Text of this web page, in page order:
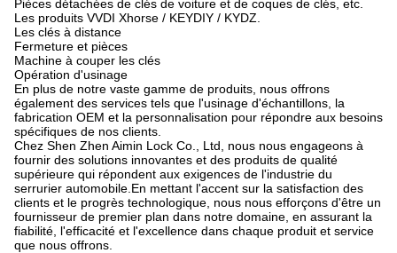
Pièces détachées de clés de voiture et de coques de clés, etc.
Les produits VVDI Xhorse / KEYDIY / KYDZ.
Les clés à distance
Fermeture et pièces
Machine à couper les clés
Opération d'usinage
En plus de notre vaste gamme de produits, nous offrons
également des services tels que l'usinage d'échantillons, la
fabrication OEM et la personnalisation pour répondre aux besoins
spécifiques de nos clients.
Chez Shen Zhen Aimin Lock Co., Ltd, nous nous engageons à
fournir des solutions innovantes et des produits de qualité
supérieure qui répondent aux exigences de l'industrie du
serrurier automobile.En mettant l'accent sur la satisfaction des
clients et le progrès technologique, nous nous efforçons d'être un
fournisseur de premier plan dans notre domaine, en assurant la
fiabilité, l'efficacité et l'excellence dans chaque produit et service
que nous offrons.